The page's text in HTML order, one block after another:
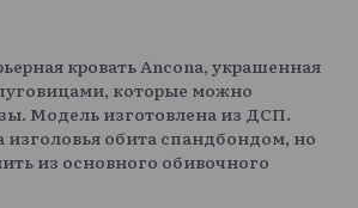
кровать Ancona, украшенная
которые можно
Модель изготовлена из ДСП.
изголовья обита спандбондом, но
из основного обивочного